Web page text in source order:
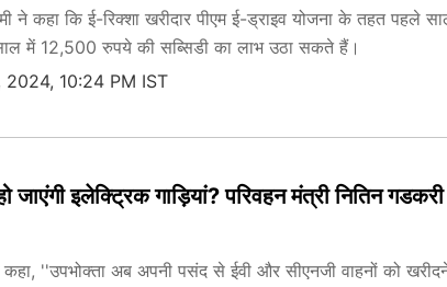
ने कहा कि ई-रिक्शा खरीदार पीएम ई-ड्राइव योजना के तहत पहले
में 12,500 रुपये की सब्सिडी का लाभ उठा सकते हैं।
10:24 PM IST
जाएंगी इलेक्ट्रिक गाड़ियां? परिवहन मंत्री नितिन
कहा, ''उपभोक्ता अब अपनी पसंद से ईवी और सीएनजी वाहनों को